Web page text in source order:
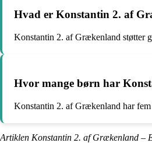
Hvad er Konstantin 2. af
Konstantin 2. af Grækenland støtter
Hvor mange børn har
Konstantin 2. af Grækenland har
Artiklen Konstantin 2. af Grækenland –